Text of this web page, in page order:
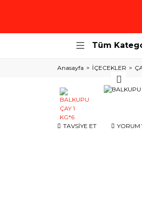
Tüm
Anasayfa İÇECEKLER
TAVSİYE ET YORUM